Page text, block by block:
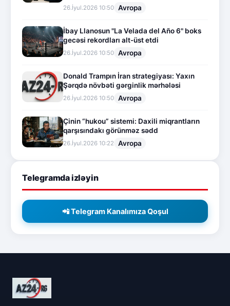
26.İyul.2026 10:50 Avropa
İbay Llanosun "La Velada del Año 6" boks
gecəsi rekordları alt-üst etdi
26.İyul.2026 10:50 Avropa
Donald Trampın İran strategiyası: Yaxın
Şərqdə növbəti gərginlik mərhələsi
26.İyul.2026 10:50 Avropa
Çinin “hukou” sistemi: Daxili miqrantların
qarşısındakı görünməz sədd
26.İyul.2026 10:22 Avropa
Telegramda izləyin
📲 Telegram Kanalımıza Qoşul